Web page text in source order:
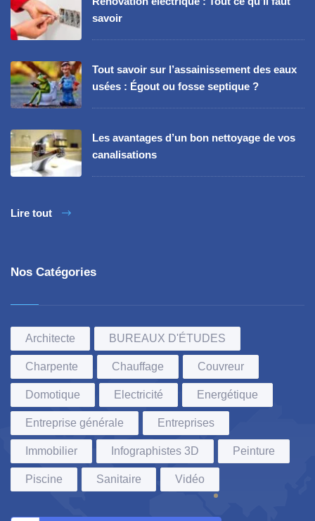
savoir
Tout savoir sur l’assainissement des eaux
usées : Égout ou fosse septique ?
Les avantages d’un bon nettoyage de vos
canalisations
Lire tout
Nos Catégories
Architecte BUREAUX D'ÉTUDES
Charpente Chauffage Couvreur
Domotique Electricité Energétique
Entreprise générale Entreprises
Immobilier Infographistes 3D Peinture
Piscine Sanitaire Vidéo